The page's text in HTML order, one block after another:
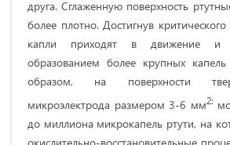
друга. Сглаженную поверхность
более плотно. Достигнув
капли приходят в движение и
образованием более крупных
образом, на поверхности
микроэлектрода размером 3-6 мм2:
до миллиона микрокапель ртути, на